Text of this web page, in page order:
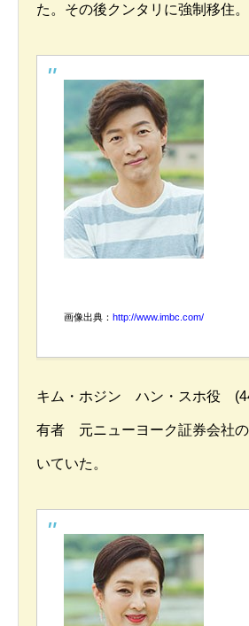
た。その後クンタリに強制移住。
画像出典： http://www.imbc.com/
キム・ホジン ハン・スホ役
有者 元ニューヨーク証券会社
いていた。